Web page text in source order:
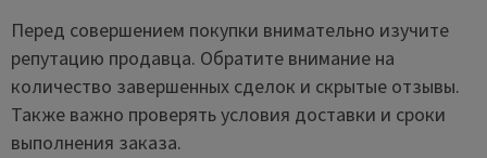
Перед совершением покупки внимательно изучите
репутацию продавца. Обратите внимание на
количество завершенных сделок и скрытые отзывы.
Также важно проверять условия доставки и сроки
выполнения заказа.